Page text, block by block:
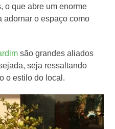
o que abre um enorme
adornar o espaço como
são grandes aliados
seja ressaltando
o estilo do local.